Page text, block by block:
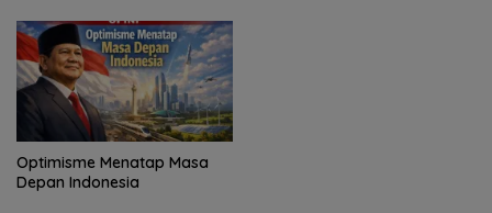
Optimisme Menatap Masa
Depan Indonesia